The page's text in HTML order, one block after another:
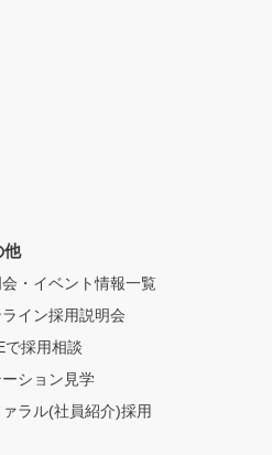
他
・イベント情報一覧
イン採用説明会
で採用相談
ーション見学
ァラル(社員紹介)採用